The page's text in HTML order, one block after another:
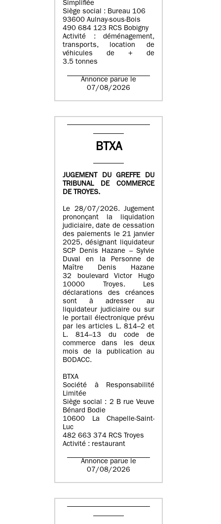
Simplifiée
Siège social : Bureau 106
93600 Aulnay-sous-Bois
490 684 123 RCS Bobigny
Activité : déménagement,
transports, location de
véhicules de + de
3.5 tonnes
Annonce parue le
07/08/2026
BTXA
JUGEMENT DU GREFFE DU
TRIBUNAL DE COMMERCE
DE TROYES.
Le 28/07/2026. Jugement
prononçant la liquidation
judiciaire, date de cessation
des paiements le 21 janvier
2025, désignant liquidateur
SCP Denis Hazane – Sylvie
Duval en la Personne de
Maître Denis Hazane
32 boulevard Victor Hugo
10000 Troyes. Les
déclarations des créances
sont à adresser au
liquidateur judiciaire ou sur
le portail électronique prévu
par les articles L. 814–2 et
L. 814–13 du code de
commerce dans les deux
mois de la publication au
BODACC.
BTXA
Société à Responsabilité
Limitée
Siège social : 2 B rue Veuve
Bénard Bodie
10600 La Chapelle-Saint-
Luc
482 663 374 RCS Troyes
Activité : restaurant
Annonce parue le
07/08/2026